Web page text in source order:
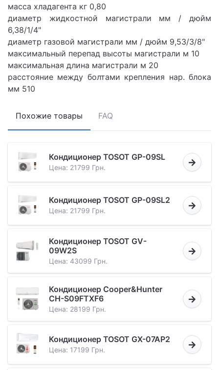
масса хладагента кг 0,80
диаметр жидкостной магистрали мм / дюйм
6,38/1/4"
диаметр газовой магистрали мм / дюйм 9,53/3/8"
максимальный перепад высоты магистрали м 10
максимальная длина магистрали м 20
расстояние между болтами крепления нар. блока
мм 510
Похожие товары FAQ
Кондиционер TOSOT GP-09SL
Цена: 21799 Грн.
Кондиционер TOSOT GP-09SL2
Цена: 21799 Грн.
Кондиционер TOSOT GV-
09W2S
Цена: 43099 Грн.
Кондиционер Cooper&Hunter
CH-S09FTXF6
Цена: 28199 Грн.
Кондиционер TOSOT GX-07AP2
Цена: 17199 Грн.